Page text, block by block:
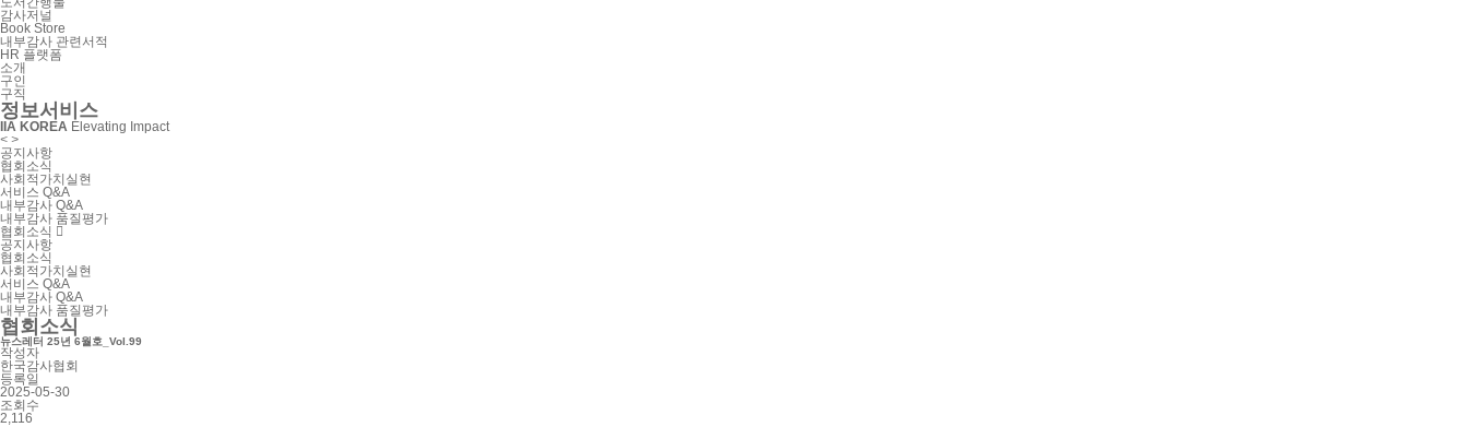
감사저널
Book Store
내부감사 관련서적
HR 플랫폼
소개
구인
구직
정보서비스
IIA KOREA Elevating Impact
< >
공지사항
협회소식
사회적가치실현
서비스 Q&A
내부감사 Q&A
내부감사 품질평가
협회소식
공지사항
협회소식
사회적가치실현
서비스 Q&A
내부감사 Q&A
내부감사 품질평가
협회소식
뉴스레터 25년 6월호_Vol.99
작성자
한국감사협회
등록일
2025-05-30
조회수
2,116